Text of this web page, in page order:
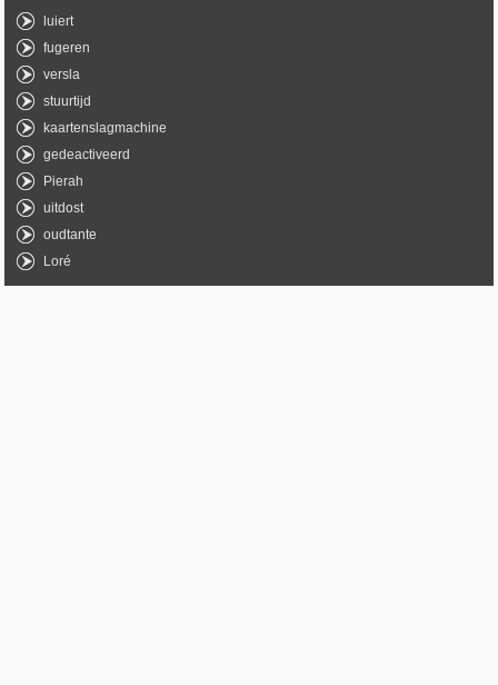
luiert
fugeren
versla
stuurtijd
kaartenslagmachine
gedeactiveerd
Pierah
uitdost
oudtante
Loré